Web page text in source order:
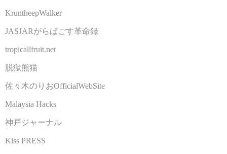
KruntheepWalker
JASJARがらぱごす革命録
tropicallfruit.net
脱獄熊猫
佐々木のりおOfficialWebSite
Malaysia Hacks
神戸ジャーナル
Kiss PRESS